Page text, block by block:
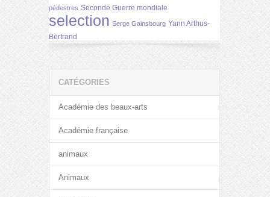
pédestres Seconde Guerre mondiale
selection Serge Gainsbourg Yann Arthus-
Bertrand
CATÉGORIES
Académie des beaux-arts
Académie française
animaux
Animaux